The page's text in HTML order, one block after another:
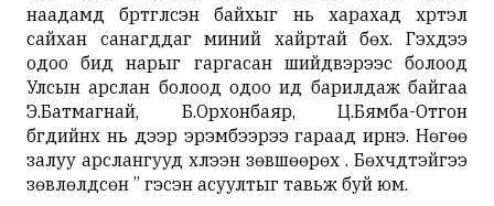
наадамд бүртгүүлсэн байхыг нь харахад хүртэл
сайхан санагддаг миний хайртай бөх. Гэхдээ
одоо бид нарыг гаргасан шийдвэрээс болоод
Улсын арслан болоод одоо ид барилдаж байгаа
Э.Батмагнай, Б.Орхонбаяр, Ц.Бямба-Отгон
бүгдийнх нь дээр эрэмбээрээ гараад ирнэ. Нөгөө
залуу арслангууд хүлээн зөвшөөрөх үү. Бөхчүүдтэйгээ
зөвлөлдсөн үү” гэсэн асуултыг тавьж буй юм.